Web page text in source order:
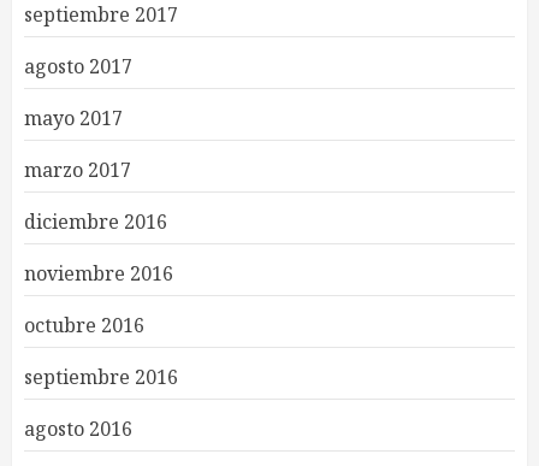
septiembre 2017
agosto 2017
mayo 2017
marzo 2017
diciembre 2016
noviembre 2016
octubre 2016
septiembre 2016
agosto 2016